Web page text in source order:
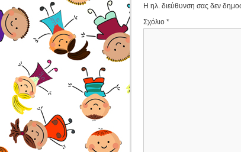
Η ηλ. διεύθυνση σας δεν
Σχόλιο *